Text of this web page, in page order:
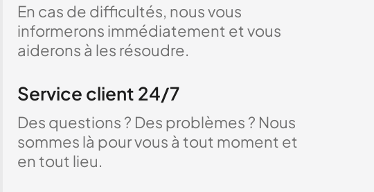
En cas de difficultés, nous vous
informerons immédiatement et vous
aiderons à les résoudre.
Service client 24/7
Des questions ? Des problèmes ? Nous
sommes là pour vous à tout moment et
en tout lieu.